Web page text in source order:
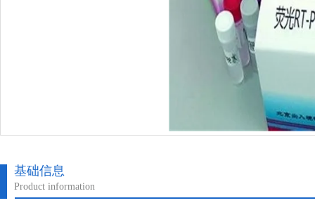
基础信息
Product information